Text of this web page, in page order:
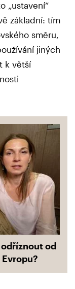
„ustavení“
základní: tím
směru,
jiných
k větší
od